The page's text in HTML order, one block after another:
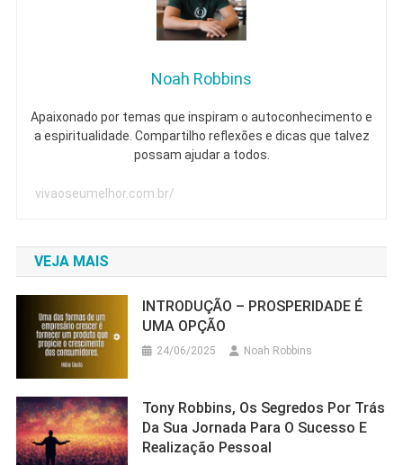
Noah Robbins
Apaixonado por temas que inspiram o autoconhecimento e
a espiritualidade. Compartilho reflexões e dicas que talvez
possam ajudar a todos.
vivaoseumelhor.com.br/
VEJA MAIS
UMA OPÇÃO
24/06/2025 Noah Robbins
Tony Robbins, Os Segredos Por Trás
Da Sua Jornada Para O Sucesso E
Realização Pessoal